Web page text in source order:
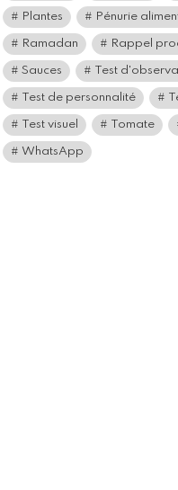
Plantes Pénurie
Ramadan Rappel
Sauces Test
Test de personnalité
Test visuel Tomate
WhatsApp